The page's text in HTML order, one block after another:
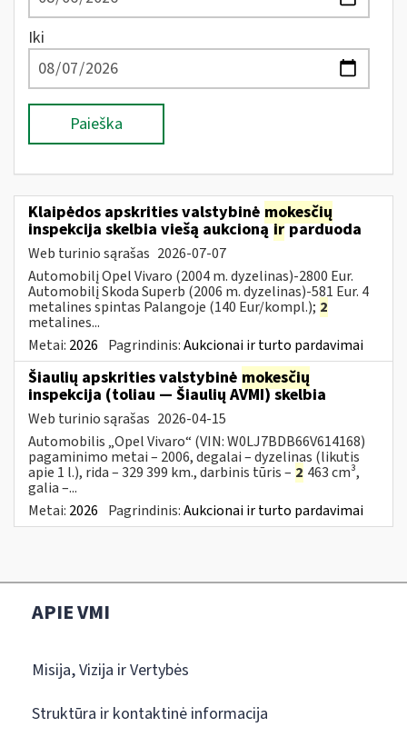
Iki
Paieška
Klaipėdos apskrities valstybinė mokesčių
inspekcija skelbia viešą aukcionąirparduoda
Web turinio sąrašas 2026-07-07
Automobilį Opel Vivaro (2004 m. dyzelinas)-2800 Eur.
Automobilį Skoda Superb (2006 m. dyzelinas)-581 Eur. 4
metalines spintas Palangoje (140 Eur/kompl.); 2
metalines...
Metai: 2026 Pagrindinis:Aukcionai ir turto pardavimai
Šiaulių apskrities valstybinė mokesčių
inspekcija (toliau — Šiaulių AVMI) skelbia
Web turinio sąrašas 2026-04-15
Automobilis „Opel Vivaro“ (VIN: W0LJ7BDB66V614168)
pagaminimo metai – 2006, degalai – dyzelinas (likutis
apie 1 l.), rida – 329 399 km., darbinis tūris – 2 463 cm³,
galia –...
Metai: 2026 Pagrindinis:Aukcionai ir turto pardavimai
APIE VMI
Misija, Vizija ir Vertybės
Struktūra ir kontaktinė informacija